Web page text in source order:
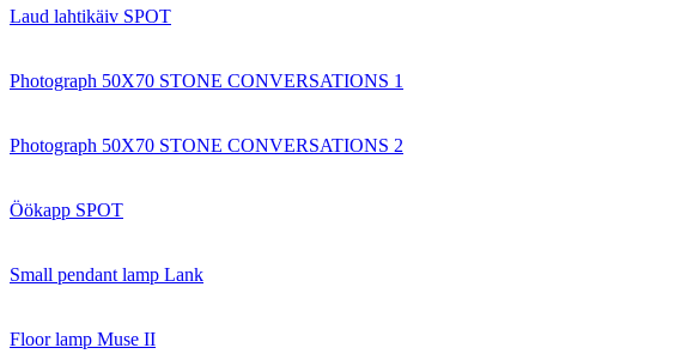
Laud lahtikäiv SPOT
Photograph 50X70 STONE CONVERSATIONS 1
Photograph 50X70 STONE CONVERSATIONS 2
Öökapp SPOT
Small pendant lamp Lank
Floor lamp Muse II